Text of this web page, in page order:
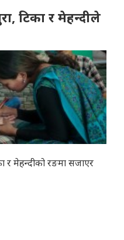
टिका र मेहन्दीले
र मेहन्दीको रङमा सजाएर